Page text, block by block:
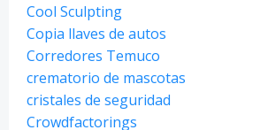
Cool Sculpting
Copia llaves de autos
Corredores Temuco
crematorio de mascotas
cristales de seguridad
Crowdfactorings